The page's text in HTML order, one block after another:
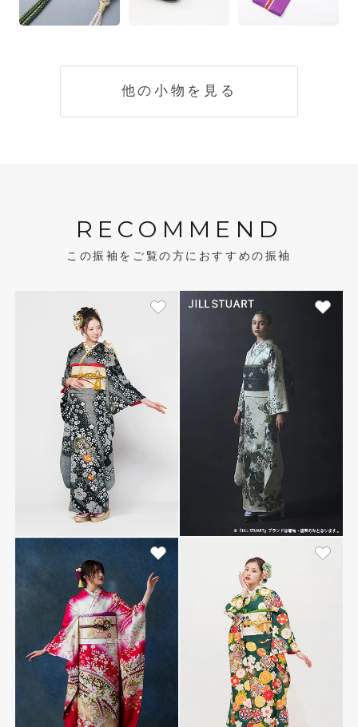
他の小物を見る
RECOMMEND
この振袖をご覧の方におすすめの振袖